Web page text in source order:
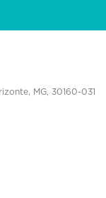
MG, 30160-031